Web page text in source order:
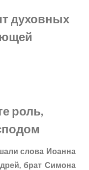
духовных
роль,
слова Иоанна
брат Симона